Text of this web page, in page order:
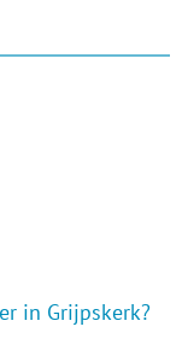
in Grijpskerk?